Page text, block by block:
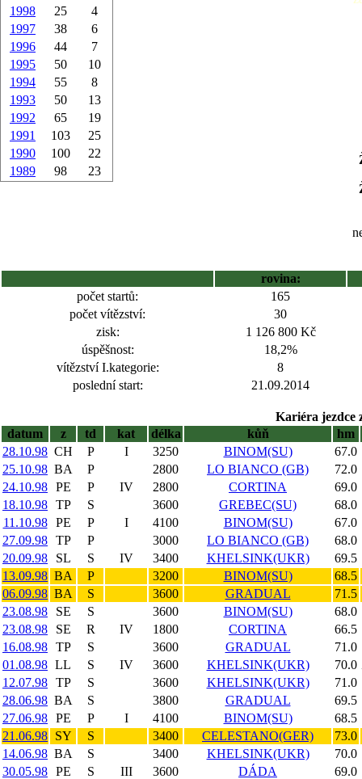
1998
25
4
1997
38
6
1996
44
7
1995
50
10
1994
55
8
1993
50
13
1992
65
19
1991
103
25
1990
100
22
1989
98 23
rovina:
počet startů:
165
počet vítězství:
30
zisk:
1 126 800 Kč
úspěšnost:
18,2%
vítězství I.kategorie:
8
poslední start:
21.09.2014
Kariéra jezdce
datum
z td kat délka kůň
hm
28.10.98 CH P I 3250 BINOM(SU)
67.0
25.10.98 BA P 2800 LO BIANCO (GB)
72.0
24.10.98 PE P IV 2800 CORTINA
69.0
18.10.98 TP S 3600 GREBEC(SU)
68.0
11.10.98
PE P I 4100 BINOM(SU)
67.0
27.09.98 TP P 3000 LO BIANCO (GB)
68.0
20.09.98
SL S IV 3400 KHELSINK(UKR)
69.5
13.09.98 BA P 3200 BINOM(SU)
68.5
06.09.98 BA S 3600 GRADUAL
71.5
23.08.98
SE S 3600 BINOM(SU)
68.0
23.08.98
SE R IV 1800 CORTINA
66.5
16.08.98 TP S 3600 GRADUAL
71.0
01.08.98 LL S IV 3600 KHELSINK(UKR) 70.0
12.07.98 TP S 3600 KHELSINK(UKR)
71.0
28.06.98 BA S 3800 GRADUAL
69.5
27.06.98 PE P I 4100 BINOM(SU)
68.5
21.06.98 SY S 3400 CELESTANO(GER)
73.0
14.06.98 BA S 3400 KHELSINK(UKR)
70.0
30.05.98 PE S III 3600 DÁDA 69.0